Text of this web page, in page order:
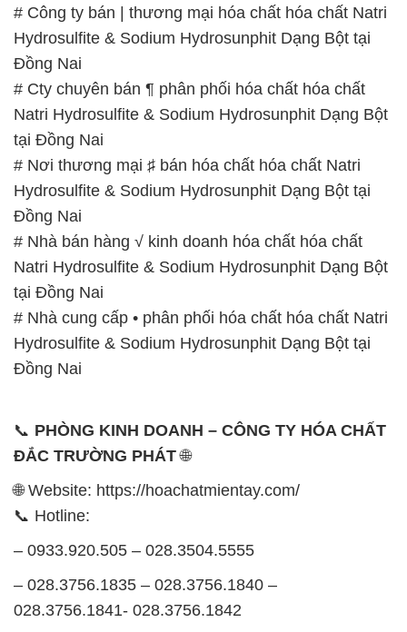
# Công ty bán | thương mại hóa chất hóa chất Natri
Hydrosulfite & Sodium Hydrosunphit Dạng Bột tại
Đồng Nai
# Cty chuyên bán ¶ phân phối hóa chất hóa chất
Natri Hydrosulfite & Sodium Hydrosunphit Dạng Bột
tại Đồng Nai
# Nơi thương mại ♯ bán hóa chất hóa chất Natri
Hydrosulfite & Sodium Hydrosunphit Dạng Bột tại
Đồng Nai
# Nhà bán hàng √ kinh doanh hóa chất hóa chất
Natri Hydrosulfite & Sodium Hydrosunphit Dạng Bột
tại Đồng Nai
# Nhà cung cấp • phân phối hóa chất hóa chất Natri
Hydrosulfite & Sodium Hydrosunphit Dạng Bột tại
Đồng Nai
📞 PHÒNG KINH DOANH – CÔNG TY HÓA CHẤT
ĐẮC TRƯỜNG PHÁT🌐
🌐 Website: https://hoachatmientay.com/
📞 Hotline:
– 0933.920.505 – 028.3504.5555
– 028.3756.1835 – 028.3756.1840 –
028.3756.1841- 028.3756.1842